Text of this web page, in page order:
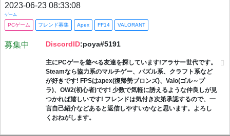
2023-06-23 08:33:08
ゲーム
PCゲーム フレンド募集 Apex FF14 VALORANT
募集中 DiscordID:poya#5191
主にPCゲーを遊べる友達を探しています!アラサー世代です。
Steamなら協力系のマルチゲー、パズル系、クラフト系など
が好きです! FPSはapex(復帰勢ブロンズ)、Valo(ゴル～プ
ラ)、OW2(初心者)です! 少数で気軽に誘えるような仲良しが見
つかれば嬉しいです! フレンドは気付き次第承認するので、一
言自己紹介などあると返信しやすいかなと思います。よろし
くおねがします。